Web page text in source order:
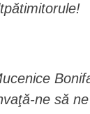
ne să ne